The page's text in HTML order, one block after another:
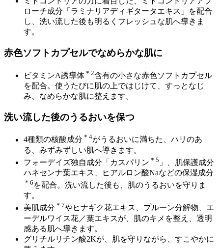
ローチ成分「ラミナリアディギタータエキス」を配合
し、洗い流した後も明るくフレッシュな肌へ導きま
す。
赤色ソフトカプセルでなめらかな肌に
ビタミンA誘導体 ＊2含有の小さな赤色ソフトカプセル
を配合。使うたびに肌の上ではじけて、すっとなじ
み、なめらかな肌に整えます。
洗い流した後のうるおいを保つ
4種類の核酸成分 ＊4がうるおいに満ちた、ハリのあ
る、みずみずしい肌へ導きます。
フォーデイズ独自成分「カスパリン ＊5 」、肌保護成分
ハネセンナ葉エキス、ヒアルロン酸Naなどの保湿成分
＊6 を配合。洗い流した後も、肌のうるおいを守りま
す。
美肌成分 ＊7やヒナギク花エキス、プルーン分解物、エ
ーデルワイス花／葉エキスが、肌のキメを整え、透明
感ある肌へ導きます。
グリチルリチン酸2Kが、肌を守りながら、すこやかに